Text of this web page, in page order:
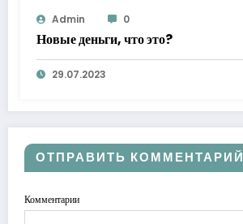
Admin 0
Новые деньги, что это?
29.07.2023
ОТПРАВИТЬ КОММЕНТАРИЙ
Комментарии